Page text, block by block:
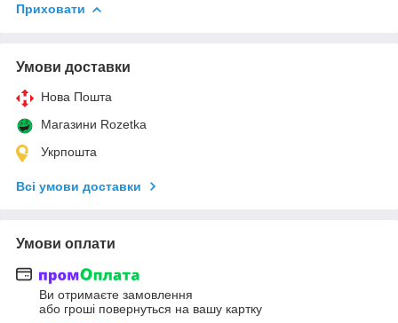
Приховати
Умови доставки
Нова Пошта
Магазини Rozetka
Укрпошта
Всі умови доставки
Умови оплати
Ви отримаєте замовлення
або гроші повернуться на вашу картку